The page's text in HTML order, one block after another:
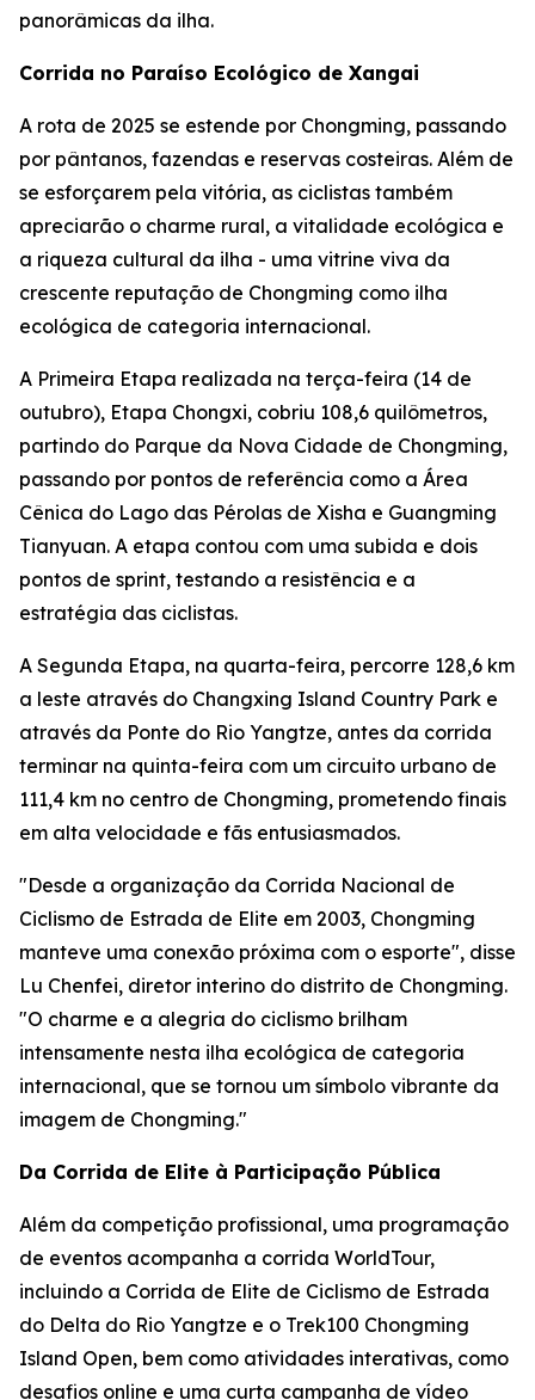
panorâmicas da ilha.
Corrida no Paraíso Ecológico de Xangai
A rota de 2025 se estende por Chongming, passando
por pântanos, fazendas e reservas costeiras. Além de
se esforçarem pela vitória, as ciclistas também
apreciarão o charme rural, a vitalidade ecológica e
a riqueza cultural da ilha - uma vitrine viva da
crescente reputação de Chongming como ilha
ecológica de categoria internacional.
A Primeira Etapa realizada na terça-feira (14 de
outubro), Etapa Chongxi, cobriu 108,6 quilômetros,
partindo do Parque da Nova Cidade de Chongming,
passando por pontos de referência como a Área
Cênica do Lago das Pérolas de Xisha e Guangming
Tianyuan. A etapa contou com uma subida e dois
pontos de sprint, testando a resistência e a
estratégia das ciclistas.
A Segunda Etapa, na quarta-feira, percorre 128,6 km
a leste através do Changxing Island Country Park e
através da Ponte do Rio Yangtze, antes da corrida
terminar na quinta-feira com um circuito urbano de
111,4 km no centro de Chongming, prometendo finais
em alta velocidade e fãs entusiasmados.
"Desde a organização da Corrida Nacional de
Ciclismo de Estrada de Elite em 2003, Chongming
manteve uma conexão próxima com o esporte", disse
Lu Chenfei, diretor interino do distrito de Chongming.
"O charme e a alegria do ciclismo brilham
intensamente nesta ilha ecológica de categoria
internacional, que se tornou um símbolo vibrante da
imagem de Chongming."
Da Corrida de Elite à Participação Pública
Além da competição profissional, uma programação
de eventos acompanha a corrida WorldTour,
incluindo a Corrida de Elite de Ciclismo de Estrada
do Delta do Rio Yangtze e o Trek100 Chongming
Island Open, bem como atividades interativas, como
desafios online e uma curta campanha de vídeo